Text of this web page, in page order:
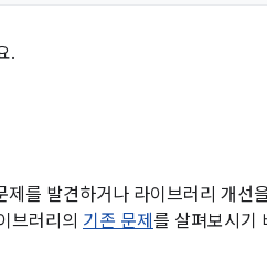
.
를 발견하거나 라이브러리 개선
브러리의 기존 문제 를 살펴보시기